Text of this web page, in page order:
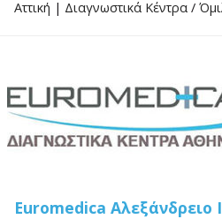
Αττική | Διαγνωστικά Κέντρα /
Euromedica Αλεξάνδρειο